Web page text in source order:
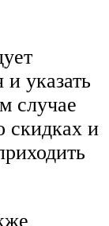
указать
случае
скидках и